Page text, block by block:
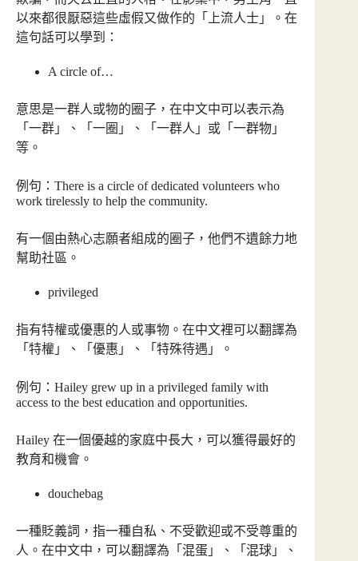
以來都很厭惡這些虛假又做作的「上流人士」。在
這句話可以學到：
A circle of…
意思是一群人或物的圈子，在中文中可以表示為
「一群」、「一圈」、「一群人」或「一群物」
等。
例句：There is a circle of dedicated volunteers who
work tirelessly to help the community.
有一個由熱心志願者組成的圈子，他們不遺餘力地
幫助社區。
privileged
指有特權或優惠的人或事物。在中文裡可以翻譯為
「特權」、「優惠」、「特殊待遇」。
例句：Hailey grew up in a privileged family with
access to the best education and opportunities.
Hailey 在一個優越的家庭中長大，可以獲得最好的
教育和機會。
douchebag
一種貶義詞，指一種自私、不受歡迎或不受尊重的
人。在中文中，可以翻譯為「混蛋」、「混球」、